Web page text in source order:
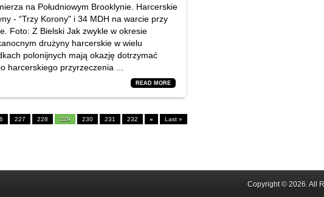
na Południowym Brooklynie. Harcerskie
- “Trzy Korony" i 34 MDH na warcie przy
Foto: Z Bielski Jak zwykle w okresie
drużyny harcerskie w wielu
polonijnych mają okazję dotrzymać
harcerskiego przyrzeczenia ...
READ MORE
227 228 229 230 231 232 » Last »
Copyright © 2026. All